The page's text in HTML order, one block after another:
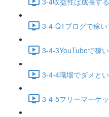
3-4-Q1ブログで稼
3-4-3YouTubeで稼
3-4-4職場でダメと
3-4-5フリーマーケ